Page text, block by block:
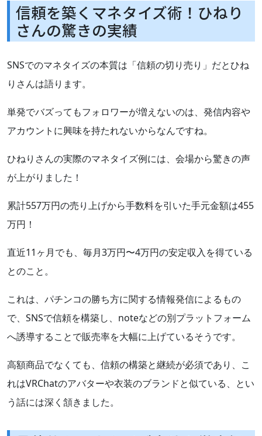
信頼を築くマネタイズ術！ひねり
さんの驚きの実績
SNSでのマネタイズの本質は「信頼の切り売り」だとひね
りさんは語ります。
単発でバズってもフォロワーが増えないのは、発信内容や
アカウントに興味を持たれないからなんですね。
ひねりさんの実際のマネタイズ例には、会場から驚きの声
が上がりました！
累計557万円の売り上げから手数料を引いた手元金額は455
万円！
直近11ヶ月でも、毎月3万円〜4万円の安定収入を得ている
とのこと。
これは、パチンコの勝ち方に関する情報発信によるもの
で、SNSで信頼を構築し、noteなどの別プラットフォーム
へ誘導することで販売率を大幅に上げているそうです。
高額商品でなくても、信頼の構築と継続が必須であり、こ
れはVRChatのアバターや衣装のブランドと似ている、とい
う話には深く頷きました。